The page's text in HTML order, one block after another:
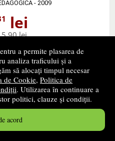
a permite plasarea de
analiza traficului și a
să alocați timpul necesar
de Cookie, Politica de
. Utilizarea în continuare a
politici, clauze și condiții.
acord
- 2009
lei
lei
stoc
Teste pentru clasa a VIII-a